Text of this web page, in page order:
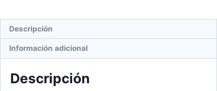
Descripción
Información adicional
Descripción